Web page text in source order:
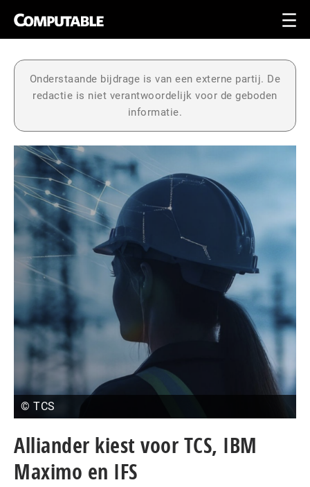
Onderstaande bijdrage is van een externe partij. De
redactie is niet verantwoordelijk voor de geboden
informatie.
© TCS
Alliander kiest voor TCS, IBM
Maximo en IFS